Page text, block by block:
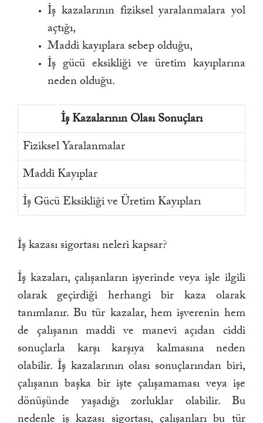
İş kazalarının fiziksel yaralanmalara yol
açtığı,
Maddi kayıplara sebep olduğu,
İş gücü eksikliği ve üretim kayıplarına
neden olduğu.
İş Kazalarının Olası Sonuçları
Fiziksel Yaralanmalar
Maddi Kayıplar
İş Gücü Eksikliği ve Üretim Kayıpları
İş kazası sigortası neleri kapsar?
İş kazaları, çalışanların işyerinde veya işle ilgili
olarak geçirdiği herhangi bir kaza olarak
tanımlanır. Bu tür kazalar, hem işverenin hem
de çalışanın maddi ve manevi açıdan ciddi
sonuçlarla karşı karşıya kalmasına neden
olabilir. İş kazalarının olası sonuçlarından biri,
çalışanın başka bir işte çalışamaması veya işe
dönüşünde yaşadığı zorluklar olabilir. Bu
nedenle iş kazası sigortası, çalışanları bu tür